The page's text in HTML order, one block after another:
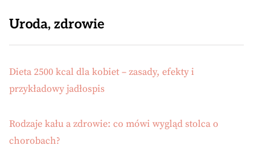
Uroda, zdrowie
Dieta 2500 kcal dla kobiet – zasady, efekty i
przykładowy jadłospis
Rodzaje kału a zdrowie: co mówi wygląd stolca o
chorobach?